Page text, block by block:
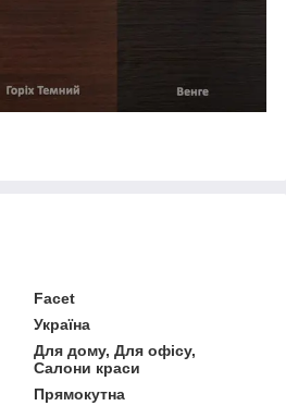
Facet
Україна
Для дому, Для офісу,
Салони краси
Прямокутна